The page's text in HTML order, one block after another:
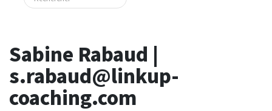
Sabine Rabaud |
s.rabaud@linkup-
coaching.com